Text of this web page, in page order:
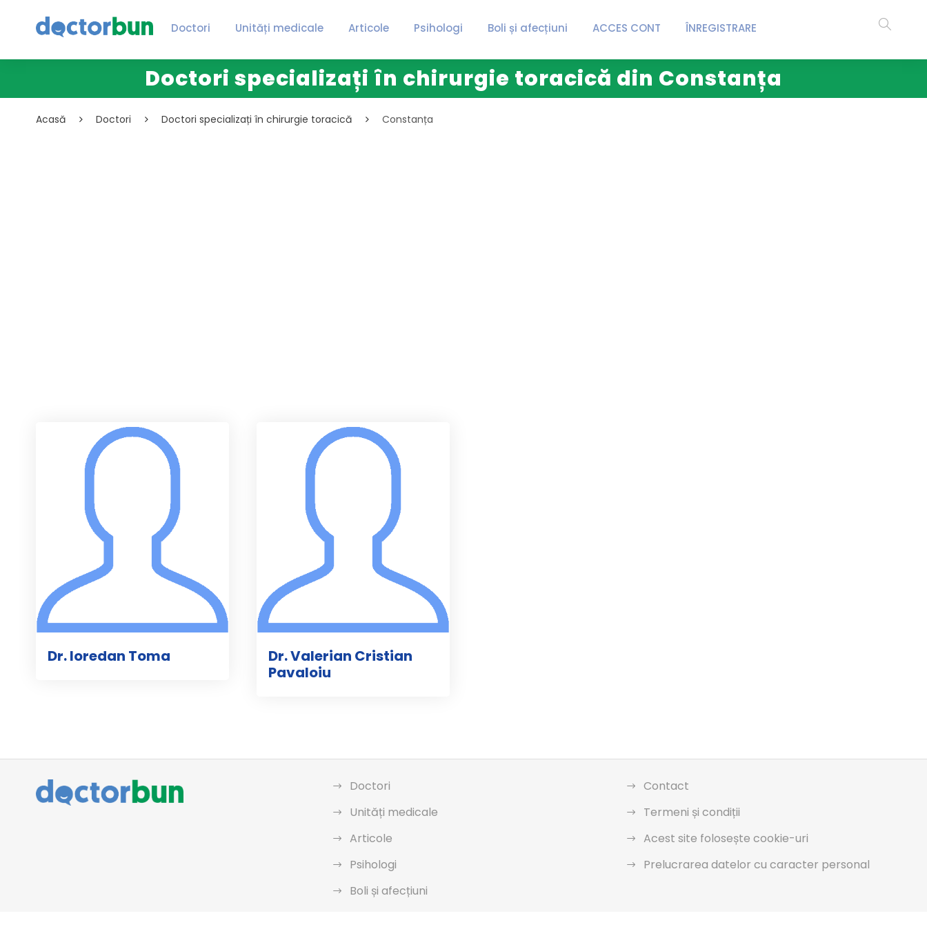
Doctori Unități medicale Articole Psihologi Boli și afecțiuni ACCES CONT ÎNREGISTRARE
Doctori specializați în chirurgie toracică din Constanța
Acasă Doctori Doctori specializați în chirurgie toracică Constanța
Dr. loredan Toma
Dr. Valerian Cristian
Pavaloiu
Doctori
Unități medicale
Articole
Psihologi
Boli și afecțiuni
Contact
Termeni și condiții
Acest site folosește cookie-uri
Prelucrarea datelor cu caracter personal